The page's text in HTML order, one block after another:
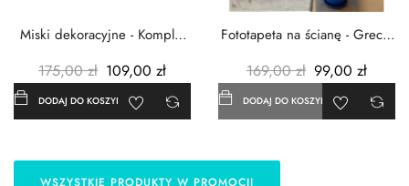
Miski dekoracyjne - Komplet
175,00 zł 109,00 zł
DODAJ DO KOSZYKA
Fototapeta na ścianę - Grecja
169,00 zł 99,00 zł
DODAJ DO KOSZYKA